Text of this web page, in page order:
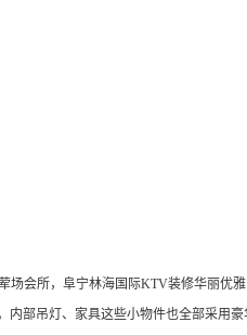
会所，阜宁林海国际KTV装修华丽优
内部吊灯、家具这些小物件也全部采用